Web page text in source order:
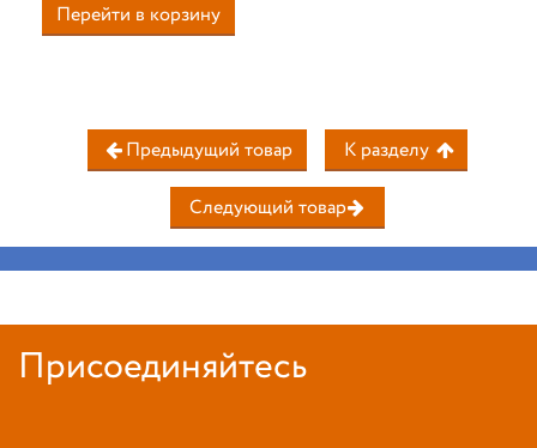
Перейти в корзину
Предыдущий товар К разделу
Следующий товар
Присоединяйтесь